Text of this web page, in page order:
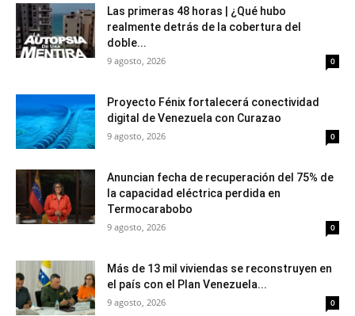
Las primeras 48 horas | ¿Qué hubo
realmente detrás de la cobertura del
doble...
9 agosto, 2026 0
Proyecto Fénix fortalecerá conectividad
digital de Venezuela con Curazao
9 agosto, 2026 0
Anuncian fecha de recuperación del 75% de
la capacidad eléctrica perdida en
Termocarabobo
9 agosto, 2026 0
Más de 13 mil viviendas se reconstruyen en
el país con el Plan Venezuela...
9 agosto, 2026 0